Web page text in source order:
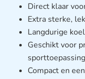
Direct klaar
Extra sterke,
Langdurige
Geschikt voor
Compact en